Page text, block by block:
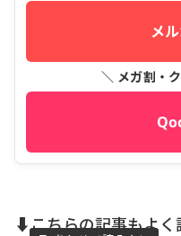
メ
＼ メガ割・
⬇️こちらの記事もよく